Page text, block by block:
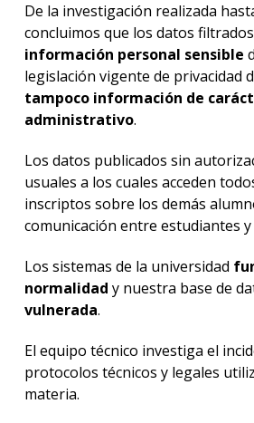
De la investigación realizada
concluimos que los datos filtrados
información personal sensible
legislación vigente de privacidad
tampoco información de
administrativo.
Los datos publicados sin
usuales a los cuales acceden
inscriptos sobre los demás
comunicación entre estudiantes y
Los sistemas de la universidad
normalidad y nuestra base de
vulnerada.
El equipo técnico investiga el
protocolos técnicos y legales
materia.